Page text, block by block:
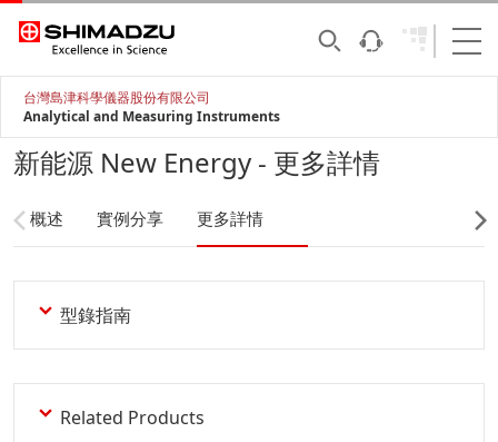
台灣島津科學儀器股份有限公司
Analytical and Measuring Instruments
新能源 New Energy - 更多詳情
概述 實例分享 更多詳情
型錄指南
Related Products